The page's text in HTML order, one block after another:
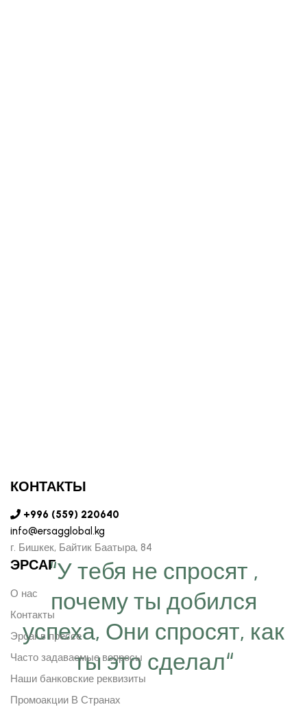
“У тебя не спросят ,
почему ты добился
успеха, Они спросят, как
ты это сделал“
КОНТАКТЫ
+996 (559) 220640
info@ersagglobal.kg
г. ​Бишкек, Байтик Баатыра, 84
ЭРСАГ
О нас
Контакты
Эрсаг в прессе
Часто задаваемые вопросы
Наши банковские реквизиты
Промоакции В Странах